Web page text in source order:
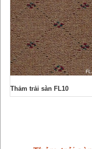
Thảm trải sàn FL10